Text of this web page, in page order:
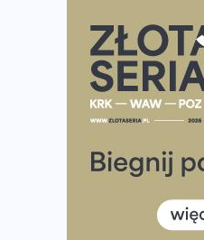
Już w tę sobotę 35. Bieg
Wystartuje rekordowa
35. Bieg Powstania
poradnik przed startem
Ile razy w tygodniu biegać?
Już w ten weekend! Przed
i Półmaraton Szczeciński.
European Marathon